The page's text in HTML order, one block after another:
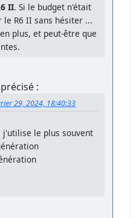
II. Si le budget n'était
R6 II sans hésiter ...
plus, et peut-être que
:
29, 2024, 18:40:33
j'utilise le plus souvent